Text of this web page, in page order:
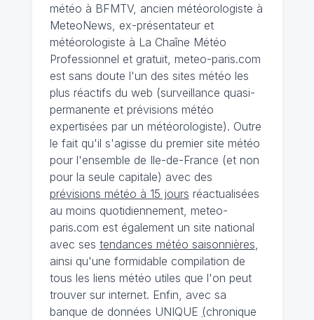
météo à BFMTV, ancien météorologiste à
MeteoNews, ex-présentateur et
météorologiste à La Chaîne Météo
Professionnel et gratuit, meteo-paris.com
est sans doute l'un des sites météo les
plus réactifs du web (surveillance quasi-
permanente et prévisions météo
expertisées par un météorologiste). Outre
le fait qu'il s'agisse du premier site météo
pour l'ensemble de Ile-de-France (et non
pour la seule capitale) avec des
prévisions météo à 15 jours réactualisées
au moins quotidiennement, meteo-
paris.com est également un site national
avec ses tendances météo saisonnières,
ainsi qu'une formidable compilation de
tous les liens météo utiles que l'on peut
trouver sur internet. Enfin, avec sa
banque de données UNIQUE (chronique